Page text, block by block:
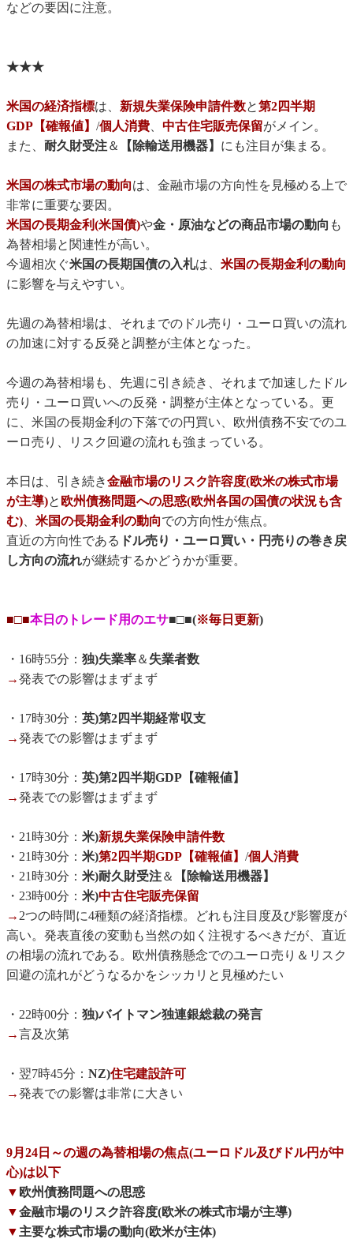
などの要因に注意。
★★★
米国の経済指標は、 新規失業保険申請件数と第2四半期
GDP【確報値】 /個人消費、 中古住宅販売保留がメイン。
また、 耐久財受注＆ 【除輸送用機器】 にも注目が集まる。
米国の株式市場の動向は、金融市場の方向性を見極める上で
非常に重要な要因。
米国の長期金利(米国債)や金・原油などの商品市場の動向 も
為替相場と関連性が高い。
今週相次ぐ米国の長期国債の入札は、 米国の長期金利の動向
に影響を与えやすい。
先週の為替相場は、それまでのドル売り・ユーロ買いの流れ
の加速に対する反発と調整が主体となった。
今週の為替相場も、先週に引き続き、それまで加速したドル
売り・ユーロ買いへの反発・調整が主体となっている。更
に、米国の長期金利の下落での円買い、欧州債務不安でのユ
ーロ売り、リスク回避の流れも強まっている。
本日は、引き続き金融市場のリスク許容度(欧米の株式市場
が主導)と 欧州債務問題への思惑(欧州各国の国債の状況も含
む)、 米国の長期金利の動向での方向性が焦点。
直近の方向性である ドル売り・ユーロ買い・円売りの巻き戻
し方向の流れが継続するかどうかが重要。
■□■本日のトレード用のエサ■□■(※毎日更新)
・16時55分： 独)失業率＆ 失業者数
→発表での影響はまずまず
・17時30分： 英)第2四半期経常収支
→発表での影響はまずまず
・17時30分： 英)第2四半期GDP【確報値】
→発表での影響はまずまず
・21時30分： 米)新規失業保険申請件数
・21時30分： 米)第2四半期GDP【確報値】 /個人消費
・21時30分： 米)耐久財受注＆
【除輸送用機器】
・23時00分： 米)中古住宅販売保留
→2つの時間に4種類の経済指標。どれも注目度及び影響度が
高い。発表直後の変動も当然の如く注視するべきだが、直近
の相場の流れである。欧州債務懸念でのユーロ売り＆リスク
回避の流れがどうなるかをシッカリと見極めたい
・22時00分： 独)バイトマン独連銀総裁の発言
→言及次第
・翌7時45分： NZ)住宅建設許可
→発表での影響は非常に大きい
9月24日～の週の為替相場の焦点(ユーロドル及びドル円が中
心)は以下
▼ 欧州債務問題への思惑
▼金融市場のリスク許容度(欧米の株式市場が主導)
▼主要な株式市場の動向(欧米が主体)